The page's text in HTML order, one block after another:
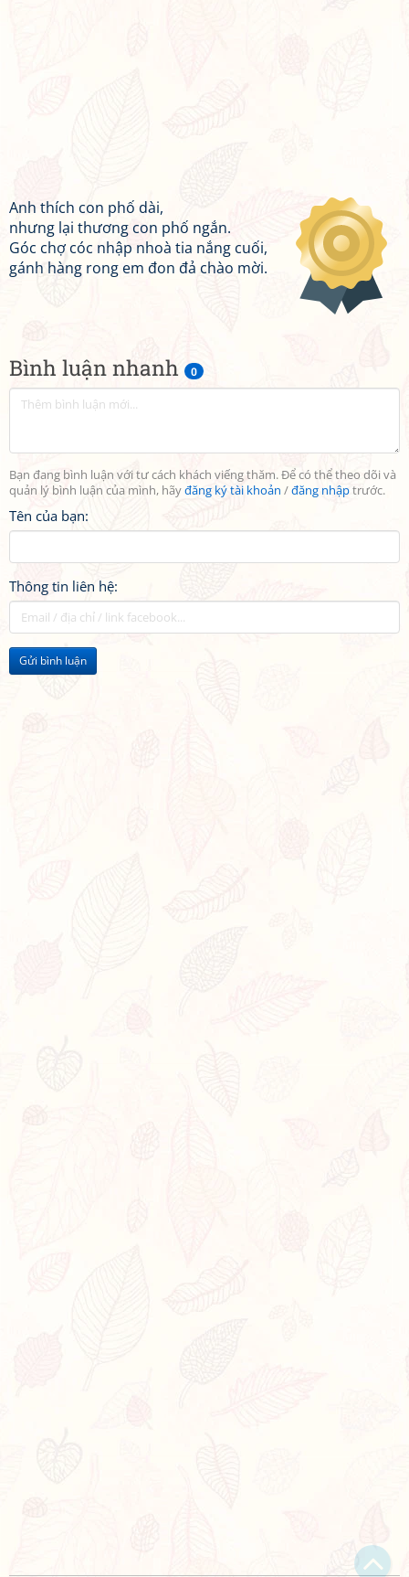
Bình luận nhanh 0
Bạn đang bình luận với tư cách khách viếng thăm. Để có thể theo dõi và
quản lý bình luận của mình, hãyđăng ký tài khoản /đăng nhậptrước.
Tên của bạn:
Thông tin liên hệ:
Gửi bình luận
Anh thích con phố dài,
nhưng lại thương con phố ngắn.
Góc chợ cóc nhập nhoà tia nắng cuối,
gánh hàng rong em đon đả chào mời.